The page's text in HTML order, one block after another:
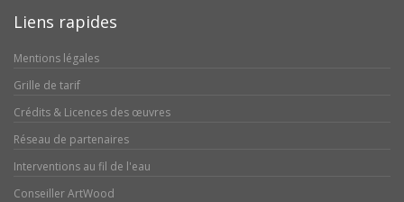
Liens rapides
Mentions légales
Grille de tarif
Crédits & Licences des œuvres
Réseau de partenaires
Interventions au fil de l'eau
Conseiller ArtWood